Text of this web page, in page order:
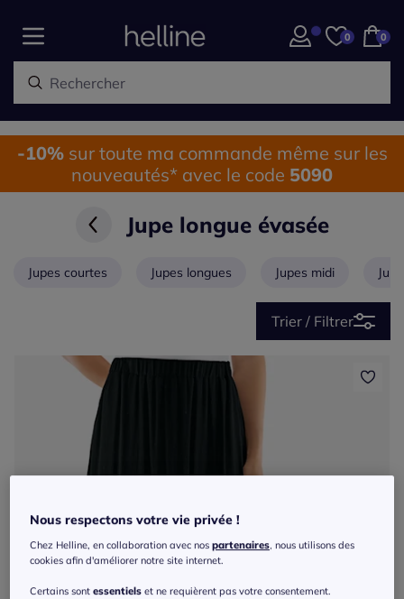
0 0
-10%sur toute ma commande même sur les
nouveautés* avec le code 5090
Jupe longue évasée
Jupes courtes Jupes longues Jupes midi
Trier / Filtrer
Nous respectons votre vie privée !
Chez Helline, en collaboration avec nospartenaires, nous utilisons des
cookies afin d'améliorer notre site internet.
Certains sontessentiels et ne requièrent pas votre consentement.